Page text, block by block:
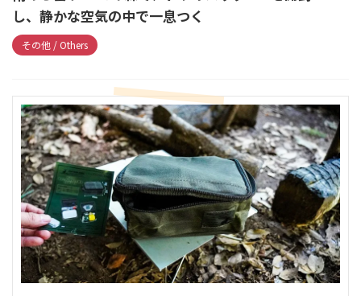
し、静かな空気の中で一息つく
その他 / Others